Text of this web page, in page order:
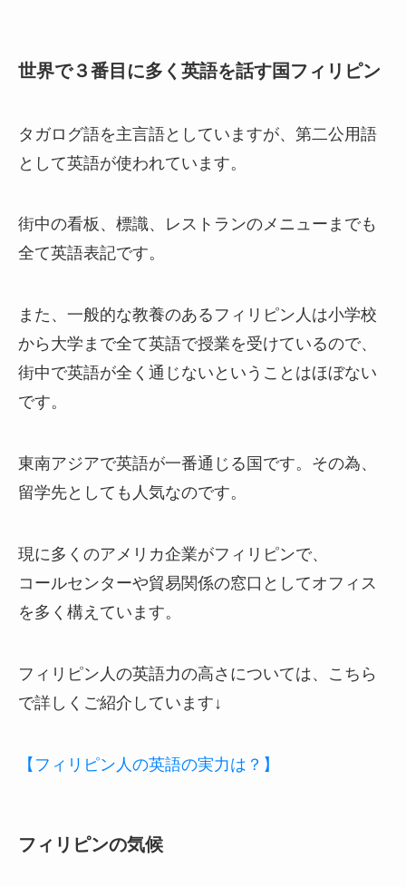
世界で３番目に多く英語を話す国フィリピン
タガログ語を主言語としていますが、第二公用語
として英語が使われています。
街中の看板、標識、レストランのメニューまでも
全て英語表記です。
また、一般的な教養のあるフィリピン人は小学校
から大学まで全て英語で授業を受けているので、
街中で英語が全く通じないということはほぼない
です。
東南アジアで英語が一番通じる国です。その為、
留学先としても人気なのです。
現に多くのアメリカ企業がフィリピンで、
コールセンターや貿易関係の窓口としてオフィス
を多く構えています。
フィリピン人の英語力の高さについては、こちら
で詳しくご紹介しています↓
【フィリピン人の英語の実力は？】
フィリピンの気候